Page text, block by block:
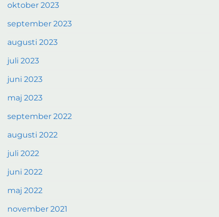
oktober 2023
september 2023
augusti 2023
juli 2023
juni 2023
maj 2023
september 2022
augusti 2022
juli 2022
juni 2022
maj 2022
november 2021